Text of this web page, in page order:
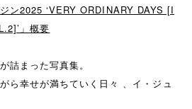
ン2025 ‘VERY ORDINARY DAYS [I
」概要
詰まった写真集。
ら幸せが満ちていく日々 、イ・ジュ